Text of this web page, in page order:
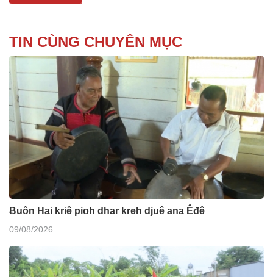
TIN CÙNG CHUYÊN MỤC
Ƀuôn Hai kriê pioh dhar kreh djuê ana Êđê
09/08/2026